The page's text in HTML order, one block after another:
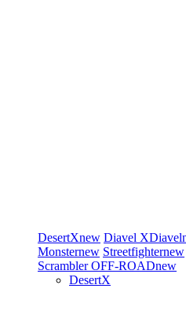
DesertXnew Diavel XDiavel
Monsternew Streetfighternew
ScramblerOFF-ROADnew
DesertX